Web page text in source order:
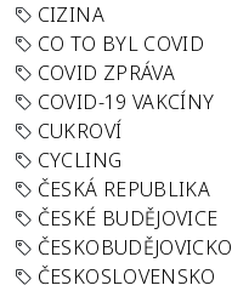
CIZINA
CO TO BYL COVID
COVID ZPRÁVA
COVID-19 VAKCÍNY
CUKROVÍ
CYCLING
ČESKÁ REPUBLIKA
ČESKÉ BUDĚJOVICE
ČESKOBUDĚJOVICKO
ČESKOSLOVENSKO